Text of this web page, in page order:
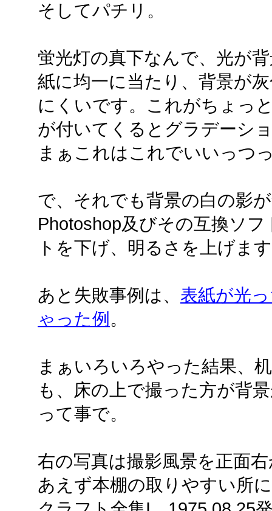
そしてパチリ。
蛍光灯の真下なんで、光が
紙に均一に当たり、背景が
にくいです。これがちょっ
が付いてくるとグラデーシ
まぁこれはこれでいいっつ
で、それでも背景の白の影
Photoshop及びその互換ソ
トを下げ、明るさを上げま
あと失敗事例は、 表紙が光
ゃった例 。
まぁいろいろやった結果、
も、床の上で撮った方が背
って事で。
右の写真は撮影風景を正面
あえず本棚の取りやすい所